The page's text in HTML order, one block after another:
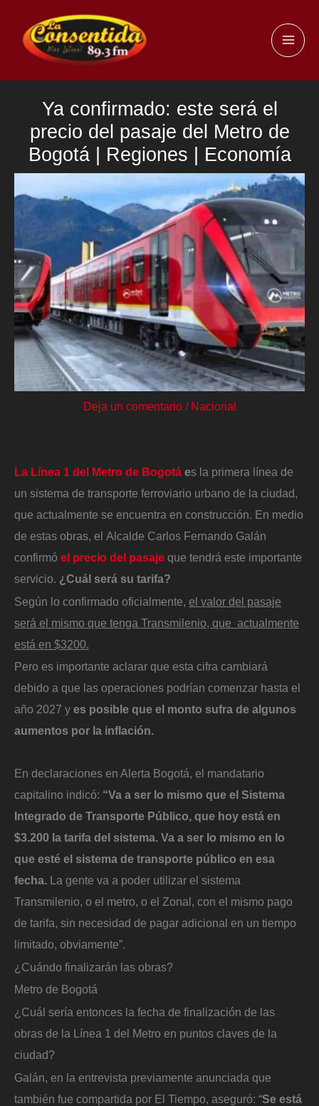
contenido
Ya confirmado: este será el
precio del pasaje del Metro de
Bogotá | Regiones | Economía
Deja un comentario / Nacional
La Línea 1 del Metro de Bogotá es la primera línea de
un sistema de transporte ferroviario urbano de la ciudad,
que actualmente se encuentra en construcción. En medio
de estas obras, el Alcalde Carlos Fernando Galán
confirmó el precio del pasaje que tendrá este importante
servicio. ¿Cuál será su tarifa?
Según lo confirmado oficialmente, el valor del pasaje
será el mismo que tenga Transmilenio, que actualmente
está en $3200.
Pero es importante aclarar que esta cifra cambiará
debido a que las operaciones podrían comenzar hasta el
año 2027 y es posible que el monto sufra de algunos
aumentos por la inflación.
En declaraciones en Alerta Bogotá, el mandatario
capitalino indicó: “Va a ser lo mismo que el Sistema
Integrado de Transporte Público, que hoy está en
$3.200 la tarifa del sistema. Va a ser lo mismo en lo
que esté el sistema de transporte público en esa
fecha. La gente va a poder utilizar el sistema
Transmilenio, o el metro, o el Zonal, con el mismo pago
de tarifa, sin necesidad de pagar adicional en un tiempo
limitado, obviamente”.
¿Cuándo finalizarán las obras?
Metro de Bogotá
¿Cuál sería entonces la fecha de finalización de las
obras de la Línea 1 del Metro en puntos claves de la
ciudad?
Galán, en la entrevista previamente anunciada que
también fue compartida por El Tiempo, aseguró: “Se está